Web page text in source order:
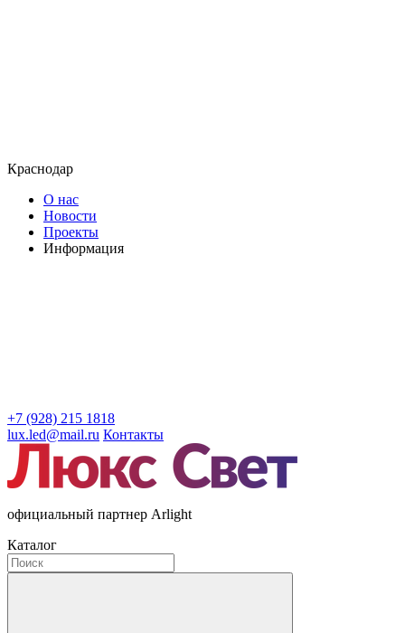
Краснодар
О нас
Новости
Проекты
Информация
+7 (928) 215 1818
lux.led@mail.ru Контакты
официальный партнер Arlight
Каталог